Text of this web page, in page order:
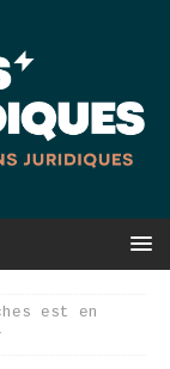
est en